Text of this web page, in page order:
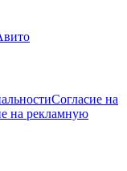
Согласие на
на рекламную